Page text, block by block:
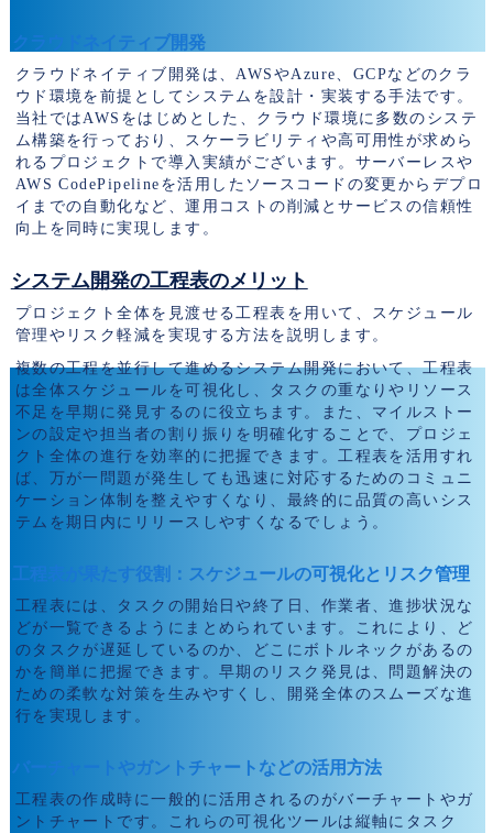
クラウドネイティブ開発
クラウドネイティブ開発は、AWSやAzure、GCPなどのクラ
ウド環境を前提としてシステムを設計・実装する手法です。
当社ではAWSをはじめとした、クラウド環境に多数のシステ
ム構築を行っており、スケーラビリティや高可用性が求めら
れるプロジェクトで導入実績がございます。サーバーレスや
AWS CodePipelineを活用したソースコードの変更からデプロ
イまでの自動化など、運用コストの削減とサービスの信頼性
向上を同時に実現します。
システム開発の工程表のメリット
プロジェクト全体を見渡せる工程表を用いて、スケジュール
管理やリスク軽減を実現する方法を説明します。
複数の工程を並行して進めるシステム開発において、工程表
は全体スケジュールを可視化し、タスクの重なりやリソース
不足を早期に発見するのに役立ちます。また、マイルストー
ンの設定や担当者の割り振りを明確化することで、プロジェ
クト全体の進行を効率的に把握できます。工程表を活用すれ
ば、万が一問題が発生しても迅速に対応するためのコミュニ
ケーション体制を整えやすくなり、最終的に品質の高いシス
テムを期日内にリリースしやすくなるでしょう。
工程表が果たす役割：スケジュールの可視化とリスク管理
工程表には、タスクの開始日や終了日、作業者、進捗状況な
どが一覧できるようにまとめられています。これにより、ど
のタスクが遅延しているのか、どこにボトルネックがあるの
かを簡単に把握できます。早期のリスク発見は、問題解決の
ための柔軟な対策を生みやすくし、開発全体のスムーズな進
行を実現します。
バーチャートやガントチャートなどの活用方法
工程表の作成時に一般的に活用されるのがバーチャートやガ
ントチャートです。これらの可視化ツールは縦軸にタスク